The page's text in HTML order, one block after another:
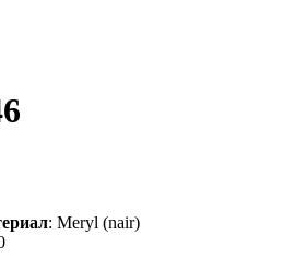
: Meryl (nair)